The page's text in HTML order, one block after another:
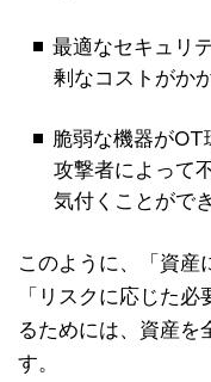
最適なセキュリ
剰なコストがか
脆弱な機器がOT
攻撃者によって
気付くことがで
このように、「資産
「リスクに応じた
るためには、資産を
す。